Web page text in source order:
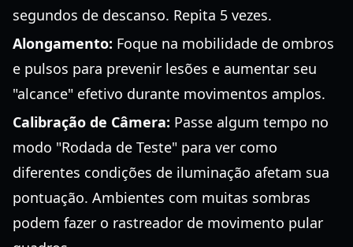
segundos de descanso. Repita 5 vezes.
Alongamento: Foque na mobilidade de ombros
e pulsos para prevenir lesões e aumentar seu
"alcance" efetivo durante movimentos amplos.
Calibração de Câmera: Passe algum tempo no
modo "Rodada de Teste" para ver como
diferentes condições de iluminação afetam sua
pontuação. Ambientes com muitas sombras
podem fazer o rastreador de movimento pular